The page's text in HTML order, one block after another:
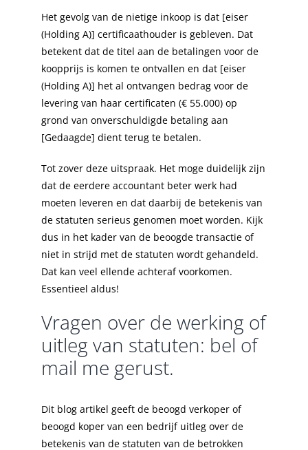
Het gevolg van de nietige inkoop is dat [eiser
(Holding A)] certificaathouder is gebleven. Dat
betekent dat de titel aan de betalingen voor de
koopprijs is komen te ontvallen en dat [eiser
(Holding A)] het al ontvangen bedrag voor de
levering van haar certificaten (€ 55.000) op
grond van onverschuldigde betaling aan
[Gedaagde] dient terug te betalen.
Tot zover deze uitspraak. Het moge duidelijk zijn
dat de eerdere accountant beter werk had
moeten leveren en dat daarbij de betekenis van
de statuten serieus genomen moet worden. Kijk
dus in het kader van de beoogde transactie of
niet in strijd met de statuten wordt gehandeld.
Dat kan veel ellende achteraf voorkomen.
Essentieel aldus!
Vragen over de werking of
uitleg van statuten: bel of
mail me gerust.
Dit blog artikel geeft de beoogd verkoper of
beoogd koper van een bedrijf uitleg over de
betekenis van de statuten van de betrokken